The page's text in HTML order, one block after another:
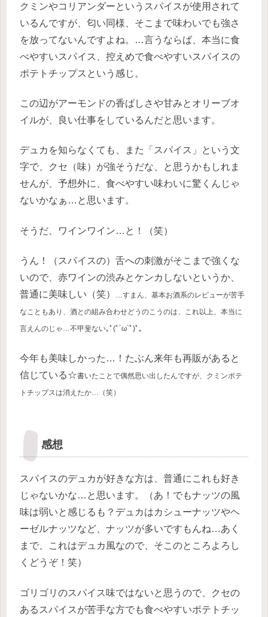
クミンやコリアンダーというスパイスが使用されて
いるんですが、匂い同様、そこまで味わいでも強さ
を放ってないんですよね。…言うならば、本当に食
べやすいスパイス、控えめで食べやすいスパイスの
ポテトチップスという感じ。
この辺がアーモンドの香ばしさや甘みとオリーブオ
イルが、良い仕事をしているんだと思います。
デュカを知らなくても、また「スパイス」という文
字で、クセ（味）が強そうだな、と思うかもしれま
せんが、予想外に、食べやすい味わいに驚くんじゃ
ないかなぁ…と思います。
そうだ、ワインワイン…と！（笑）
うん！（スパイスの）舌への刺激がそこまで強くな
いので、赤ワインの渋みとケンカしないというか、
普通に美味しい（笑）
…すまん、基本お酒系のレビューが苦手
なこともあり、酒との組み合わせどうのこうのは、これ以上、本当に
言えんのじゃ…不甲斐ない｡ﾟ(ﾟ´ω`ﾟ)ﾟ｡
今年も美味しかった…！たぶん来年も再販があると
信じている☆書いたことで偶然思い出したんですが、クミンポテ
トチップスは消えたか…（笑）
感想
スパイスのデュカが好きな方は、普通にこれも好き
じゃないかな…と思います。（あ！でもナッツの風
味は弱いと感じるも？デュカはカシューナッツやヘ
ーゼルナッツなど、ナッツが多いですもんね…あく
まで、これはデュカ風なので、そこのところよろし
くどうぞ！笑）
ゴリゴリのスパイス味ではないと思うので、クセの
あるスパイスが苦手な方でも食べやすいポテトチッ